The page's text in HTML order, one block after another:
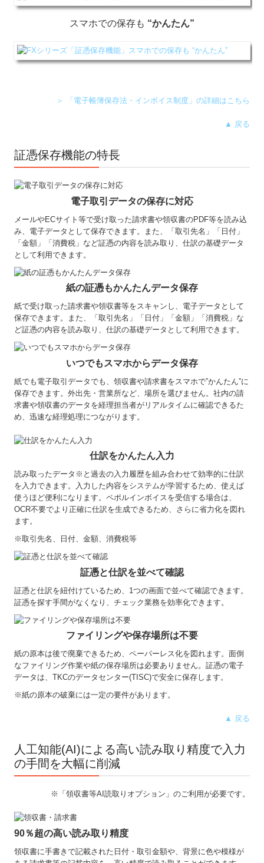
スマホでの保存も “かんたん”
＞ 「電子帳簿保存法・インボイス制度」の詳細はこちら
▲ 戻る
証憑保存機能の特長
電子取引データの保存に対応
メールやECサイト等で受け取った請求書や領収書のPDF等を読み込
み、電子データとして保存できます。また、「取引先名」「日付」
「金額」「消費税」など証憑の内容を読み取り、仕訳の基礎データ
として利用できます。
紙の証憑もかんたんデータ保存
紙で受け取った請求書や領収書等をスキャンし、電子データとして
保存できます。また、「取引先名」「日付」「金額」「消費税」な
ど証憑の内容を読み取り、仕訳の基礎データとして利用できます。
いつでもスマホからデータ保存
紙でも電子取引データでも、領収書や請求書をスマホで”かんたん”に
保存できます。外出先・営業所など、場所を選びません。社内の請
求書や領収書のデータを経理担当者がリアルタイムに確認できるた
め、迅速な経理処理につながります。
仕訳をかんたん入力
読み取ったデータ※と過去の入力履歴を組み合わせて効率的に仕訳
を入力できます。入力した内容をシステムが学習するため、使えば
使うほど便利になります。ペポルインボイスを受信する場合は、
OCR不要でより正確に仕訳を生成できるため、さらに省力化を図れ
ます。
※取引先名、日付、金額、消費税等
証憑と仕訳を並べて確認
証憑と仕訳を紐付けているため、1つの画面で並べて確認できます。
証憑を探す手間がなくなり、チェック業務を効率化できます。
ファイリングや保存場所は不要
紙の原本は後で廃棄できるため、ペーパーレス化を図れます。面倒
なファイリング作業や紙の保存場所は必要ありません。証憑の電子
データは、TKCのデータセンター(TISC)で安全に保存します。
※紙の原本の破棄には一定の要件があります。
▲ 戻る
人工知能(AI)による高い読み取り精度で入力
の手間を大幅に削減
※「領収書等AI読取りオプション」のご利用が必要です。
90％超の高い読み取り精度
領収書に手書きで記載された日付・取引金額や、背景に色や模様が